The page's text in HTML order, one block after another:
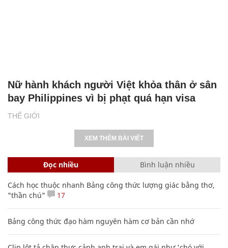
THẾ GIỚI
Nữ hành khách người Việt khỏa thân ở sân
bay Philippines vì bị phạt quá hạn visa
XEM THÊM BÀI VIẾT
Đọc nhiều Bình luận nhiều
Cách học thuộc nhanh Bảng công thức lượng giác bằng thơ,
"thần chú"
17
Bảng công thức đạo hàm nguyên hàm cơ bản cần nhớ